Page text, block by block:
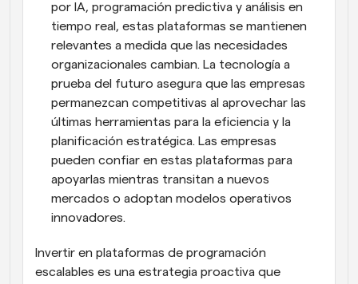
por IA, programación predictiva y análisis en
tiempo real, estas plataformas se mantienen
relevantes a medida que las necesidades
organizacionales cambian. La tecnología a
prueba del futuro asegura que las empresas
permanezcan competitivas al aprovechar las
últimas herramientas para la eficiencia y la
planificación estratégica. Las empresas
pueden confiar en estas plataformas para
apoyarlas mientras transitan a nuevos
mercados o adoptan modelos operativos
innovadores.
Invertir en plataformas de programación
escalables es una estrategia proactiva que